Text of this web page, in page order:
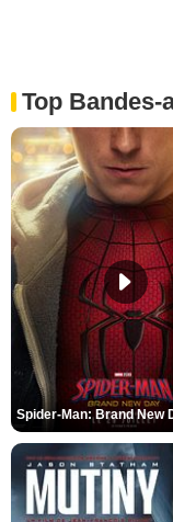
Top Bandes-